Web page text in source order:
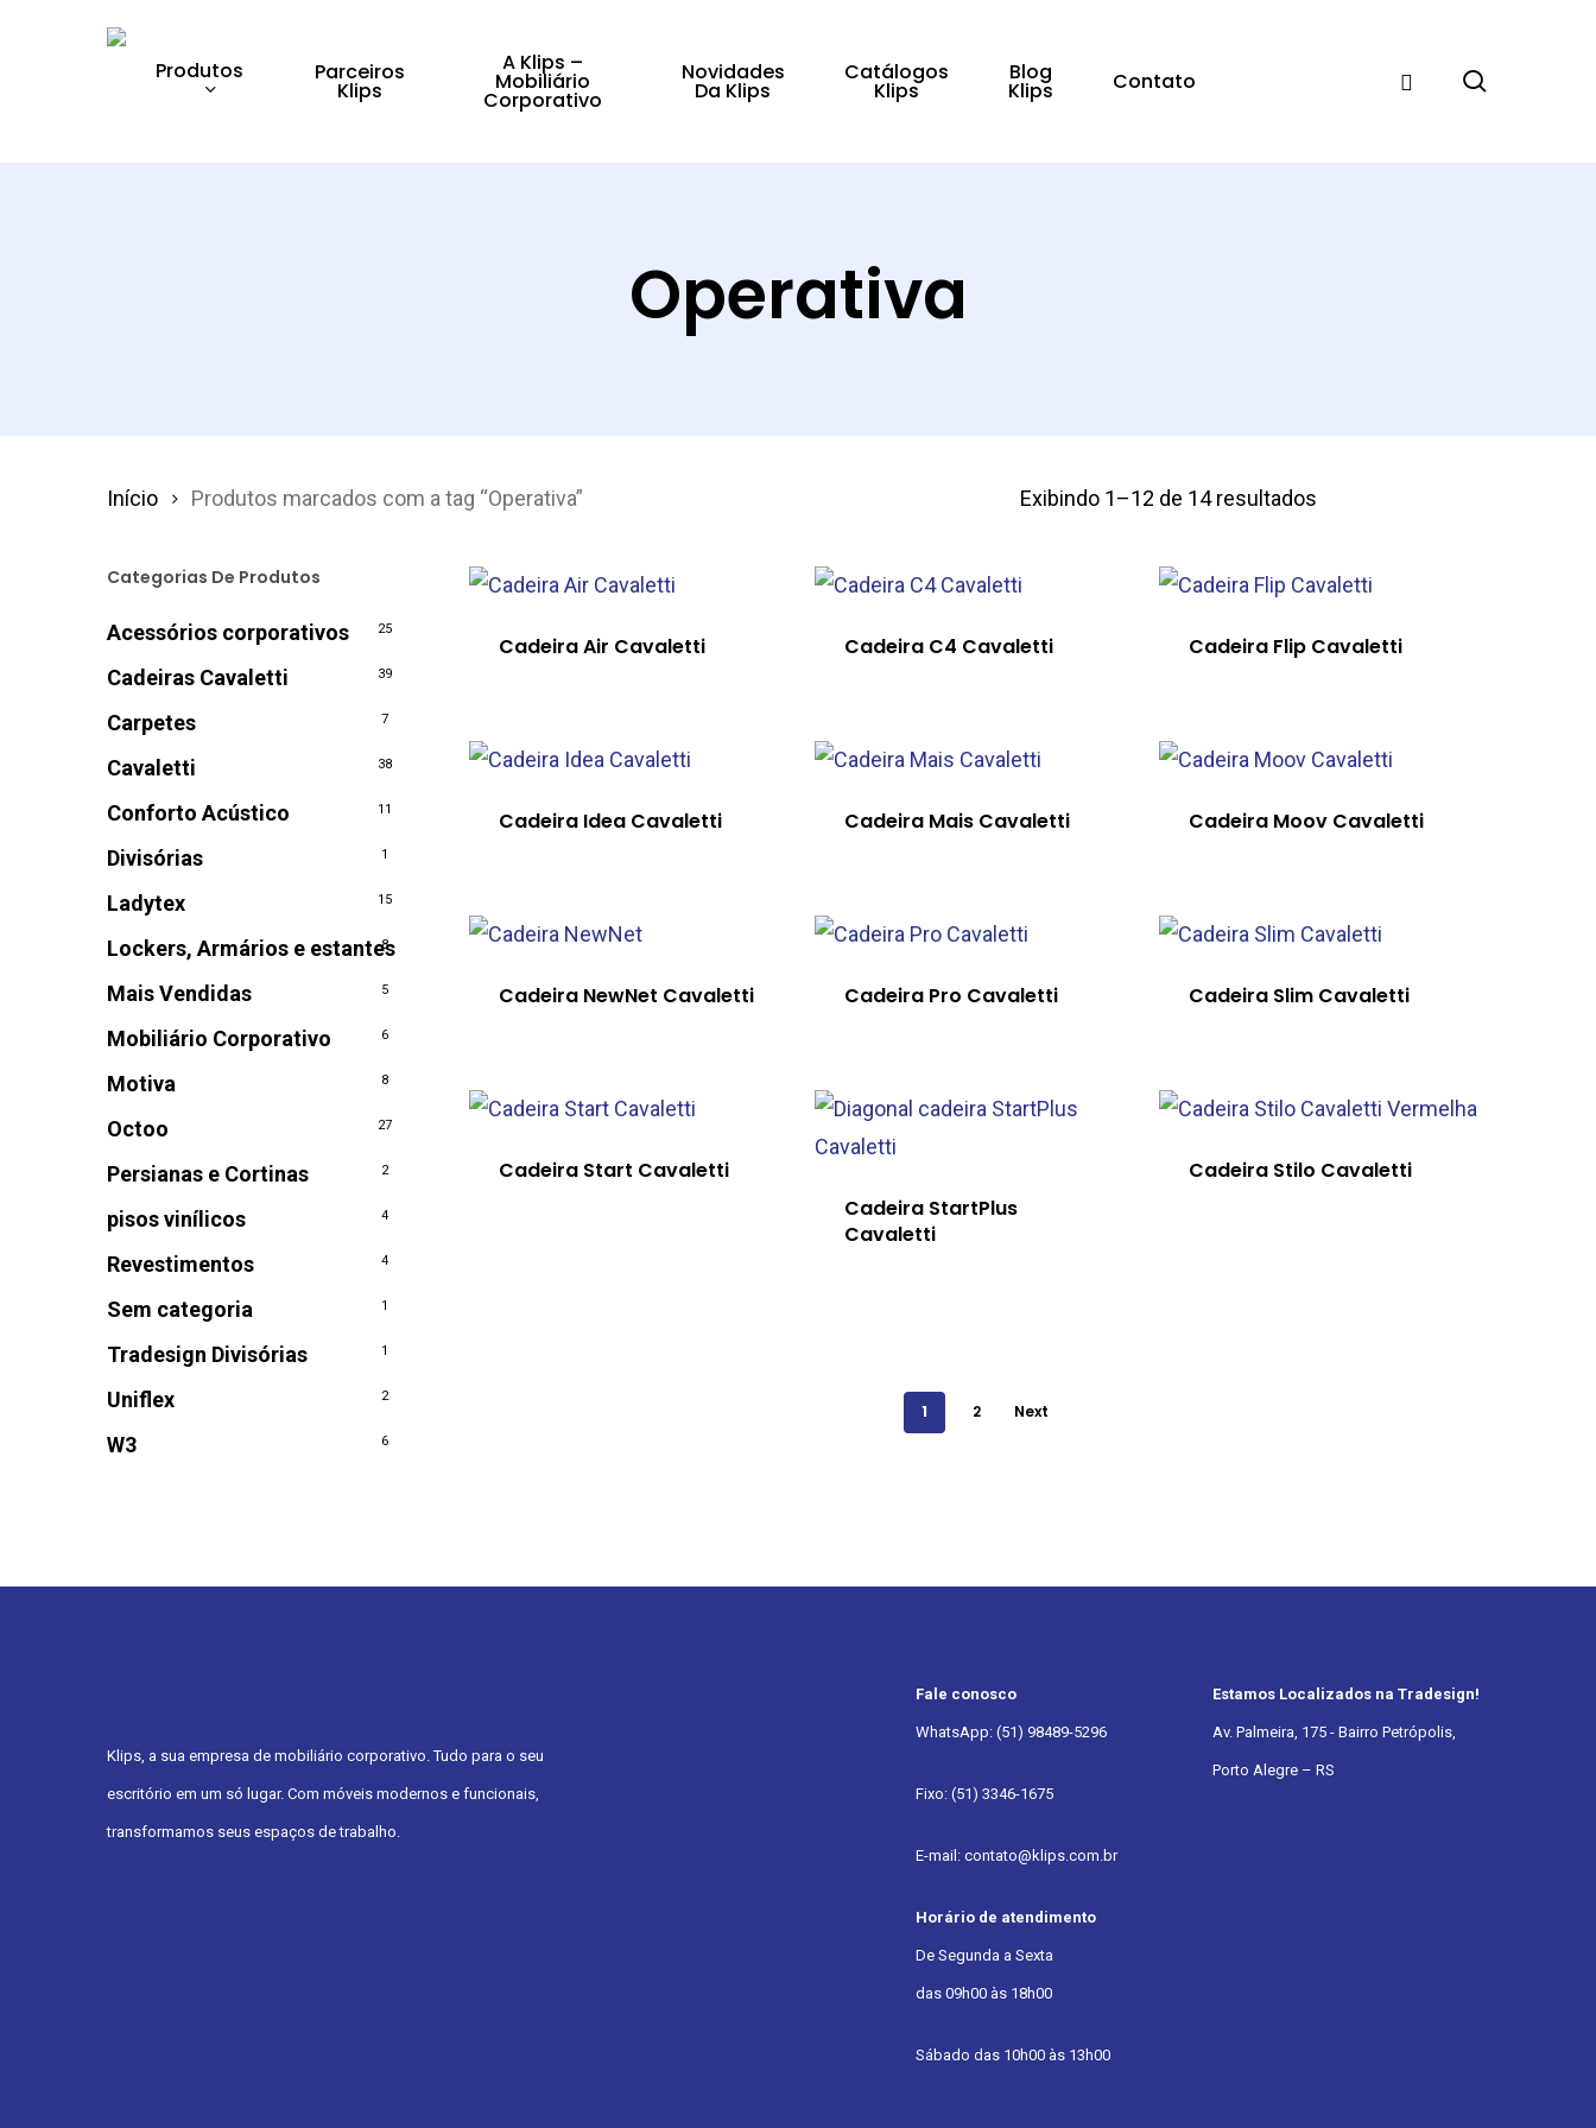
Produtos Parceiros
Klips
A Klips –
Mobiliário
Corporativo
Novidades
Da Klips
Catálogos
Klips
Blog
Klips Contato
Operativa
Exibindo 1–12 de 14 resultados
Início Produtos marcados com a tag “Operativa”
Categorias De Produtos
Acessórios corporativos 25
Cadeiras Cavaletti 39
Carpetes 7
Cavaletti 38
Conforto Acústico 11
Divisórias 1
Ladytex 15
Lockers, Armários e estantes
8
Mais Vendidas 5
Mobiliário Corporativo 6
Motiva 8
Octoo 27
Persianas e Cortinas 2
pisos vinílicos 4
Revestimentos 4
Sem categoria 1
Tradesign Divisórias 1
Uniflex 2
W3 6
Cadeira Air Cavaletti Cadeira C4 Cavaletti Cadeira Flip Cavaletti
Cadeira Idea Cavaletti Cadeira Mais Cavaletti Cadeira Moov Cavaletti
Cadeira NewNet Cavaletti Cadeira Pro Cavaletti Cadeira Slim Cavaletti
Cadeira Start Cavaletti
Cadeira StartPlus
Cavaletti
Cadeira Stilo Cavaletti
1 2 Next
Klips, a sua empresa de mobiliário corporativo. Tudo para o seu
escritório em um só lugar. Com móveis modernos e funcionais,
transformamos seus espaços de trabalho.
Fale conosco
WhatsApp: (51) 98489-5296
Fixo: (51) 3346-1675
E-mail: contato@klips.com.br
Horário de atendimento
De Segunda a Sexta
das 09h00 às 18h00
Sábado das 10h00 às 13h00
Estamos Localizados na Tradesign!
Av. Palmeira, 175 - Bairro Petrópolis,
Porto Alegre – RS